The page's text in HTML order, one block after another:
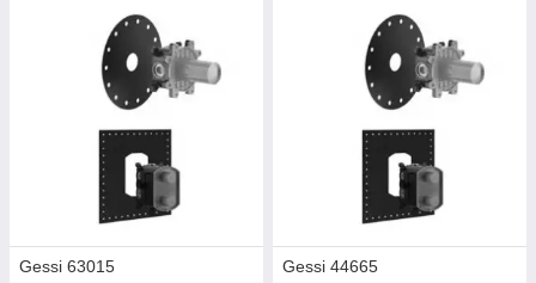
Gessi 63015
Gessi 44665